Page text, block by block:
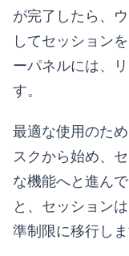
が完了したら、
してセッション
ーパネルには、
す。
最適な使用のた
スクから始め、
な機能へと進ん
と、セッション
準制限に移行しま